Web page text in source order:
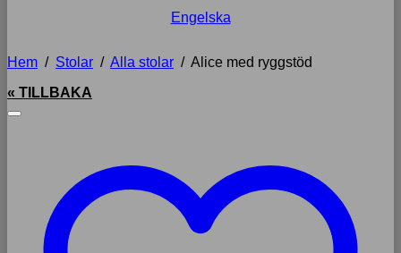
Engelska
Hem / Stolar / Alla stolar / Alice med ryggstöd
« TILLBAKA